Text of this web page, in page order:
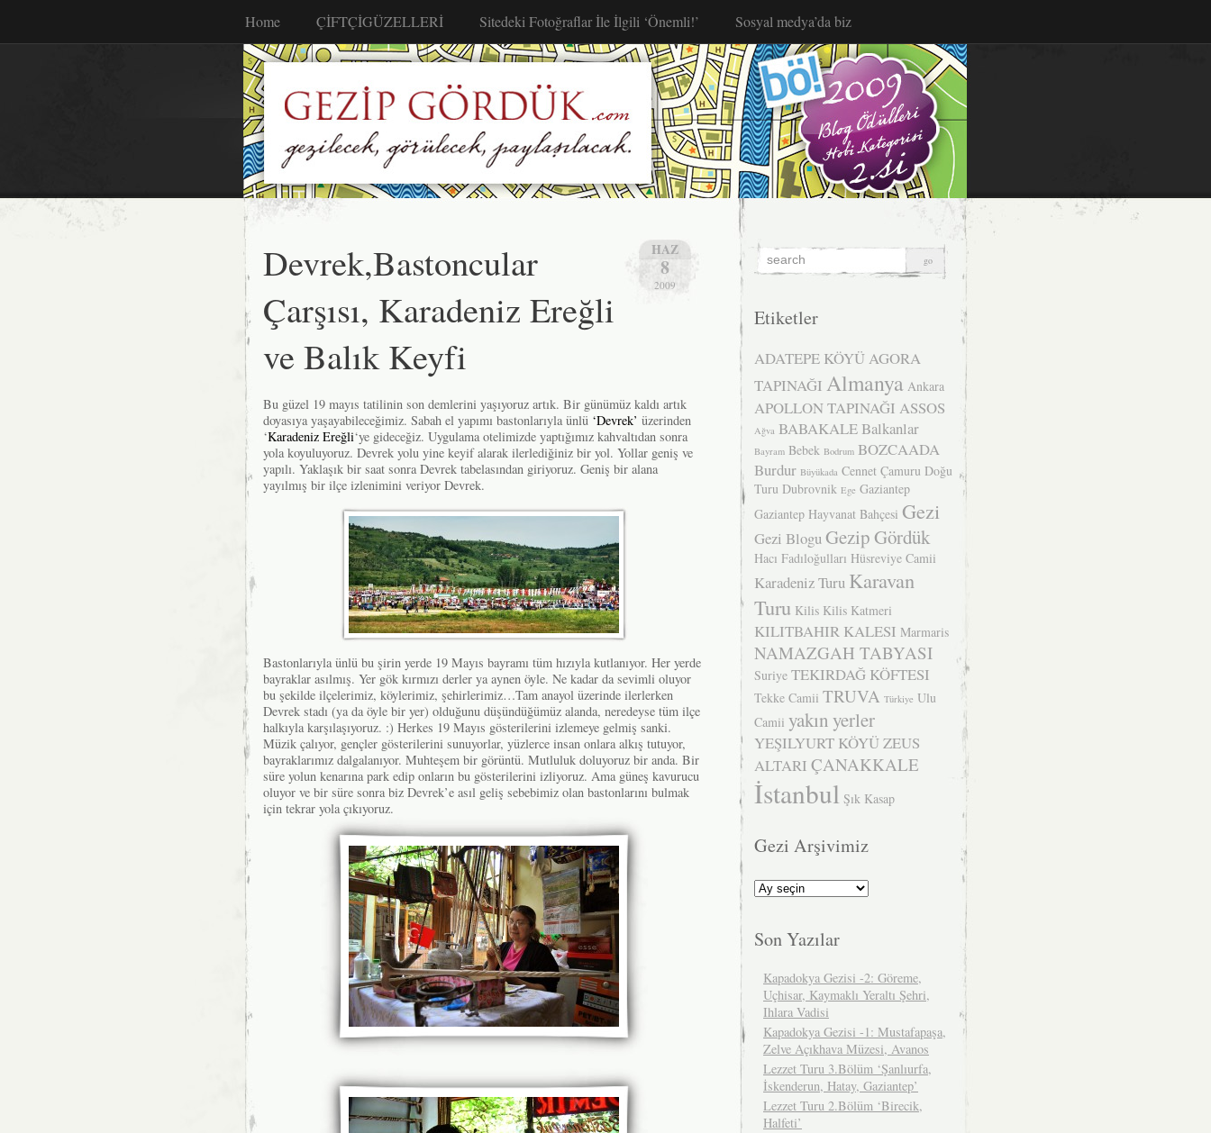
Home ÇİFTÇİGÜZELLERİ Sitedeki Fotoğraflar İle İlgili ‘Önemli!’ Sosyal medya’da biz
HAZ
8
2009
Devrek,Bastoncular
Çarşısı, Karadeniz Ereğli
ve Balık Keyfi
Bu güzel 19 mayıs tatilinin son demlerini yaşıyoruz artık. Bir günümüz kaldı artık
doyasıya yaşayabileceğimiz. Sabah el yapımı bastonlarıyla ünlü ‘Devrek’ üzerinden
‘Karadeniz Ereğli‘ye gideceğiz. Uygulama otelimizde yaptığımız kahvaltıdan sonra
yola koyuluyoruz. Devrek yolu yine keyif alarak ilerlediğiniz bir yol. Yollar geniş ve
yapılı. Yaklaşık bir saat sonra Devrek tabelasından giriyoruz. Geniş bir alana
yayılmış bir ilçe izlenimini veriyor Devrek.
Bastonlarıyla ünlü bu şirin yerde 19 Mayıs bayramı tüm hızıyla kutlanıyor. Her yerde
bayraklar asılmış. Yer gök kırmızı derler ya aynen öyle. Ne kadar da sevimli oluyor
bu şekilde ilçelerimiz, köylerimiz, şehirlerimiz…Tam anayol üzerinde ilerlerken
Devrek stadı (ya da öyle bir yer) olduğunu düşündüğümüz alanda, neredeyse tüm ilçe
halkıyla karşılaşıyoruz. :) Herkes 19 Mayıs gösterilerini izlemeye gelmiş sanki.
Müzik çalıyor, gençler gösterilerini sunuyorlar, yüzlerce insan onlara alkış tutuyor,
bayraklarımız dalgalanıyor. Muhteşem bir görüntü. Mutluluk doluyoruz bir anda. Bir
süre yolun kenarına park edip onların bu gösterilerini izliyoruz. Ama güneş kavurucu
oluyor ve bir süre sonra biz Devrek’e asıl geliş sebebimiz olan bastonlarını bulmak
için tekrar yola çıkıyoruz.
Etiketler
ADATEPE KÖYÜAGORA
TAPINAĞI Almanya Ankara
APOLLON TAPINAĞI ASSOS
Ağva BABAKALE Balkanlar
Bayram Bebek Bodrum BOZCAADA
Burdur Büyükada Cennet Çamuru Doğu
Turu Dubrovnik Ege Gaziantep
Gaziantep Hayvanat Bahçesi Gezi
Gezi BloguGezip Gördük
Hacı Fadıloğulları Hüsreviye Camii
Karadeniz Turu Karavan
Turu Kilis Kilis Katmeri
KILITBAHIR KALESI Marmaris
NAMAZGAH TABYASI
Suriye TEKIRDAĞ KÖFTESI
Tekke Camii TRUVA Türkiye Ulu
Camii yakın yerler
YEŞILYURT KÖYÜZEUS
ALTARI ÇANAKKALE
İstanbul Şık Kasap
Gezi Arşivimiz
Gezi
Arşivimiz
Son Yazılar
Kapadokya Gezisi -2: Göreme,
Uçhisar, Kaymaklı Yeraltı Şehri,
Ihlara Vadisi
Kapadokya Gezisi -1: Mustafapaşa,
Zelve Açıkhava Müzesi, Avanos
Lezzet Turu 3.Bölüm ‘Şanlıurfa,
İskenderun, Hatay, Gaziantep’
Lezzet Turu 2.Bölüm ‘Birecik,
Halfeti’